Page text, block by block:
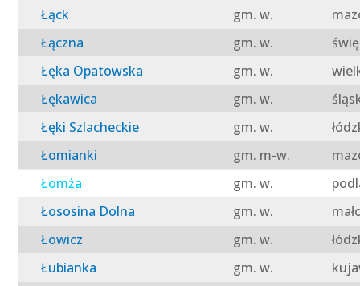
Łąck
gm. w.
Łączna
gm. w.
Łęka Opatowska
gm. w.
Łękawica
gm. w.
Łęki Szlacheckie
gm. w.
Łomianki
gm. m-w.
Łomża
gm. w.
Łososina Dolna
gm. w.
Łowicz
gm. w.
Łubianka
gm. w.